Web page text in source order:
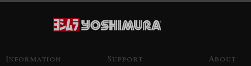
Information Support About